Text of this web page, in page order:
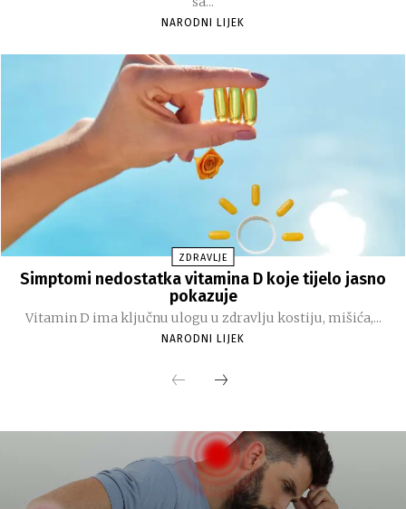
NARODNI LIJEK
ZDRAVLJE
Simptomi nedostatka vitamina D koje tijelo jasno
pokazuje
Vitamin D ima ključnu ulogu u zdravlju kostiju, mišića,...
NARODNI LIJEK